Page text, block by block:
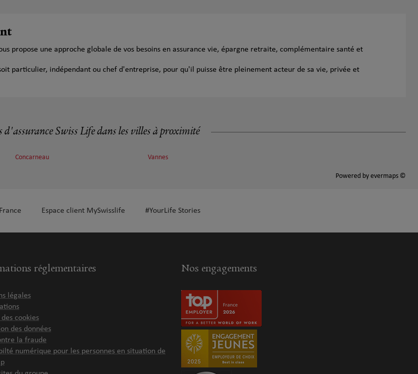
propose une approche globale de vos besoins en assurance vie, épargne retraite, complémentaire santé et
particulier, indépendant ou chef d'entreprise, pour qu'il puisse être pleinement acteur de sa vie, privée et
d'assurance Swiss Life dans les villes à proximité
Concarneau Vannes
Powered by evermaps ©
Espace client MySwisslife #YourLife Stories
réglementaires
légales
cookies
des données
la fraude
numérique pour les personnes en situation de
Nos engagements